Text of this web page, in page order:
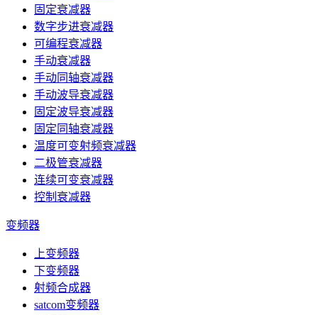
固定衰减器
数字步进衰减器
可编程衰减器
手动衰减器
手动同轴衰减器
手动波导衰减器
固定波导衰减器
固定同轴衰减器
温度可变射频衰减器
二极管衰减器
连续可变衰减器
控制衰减器
变频器
上变频器
下变频器
射频合成器
satcom变频器